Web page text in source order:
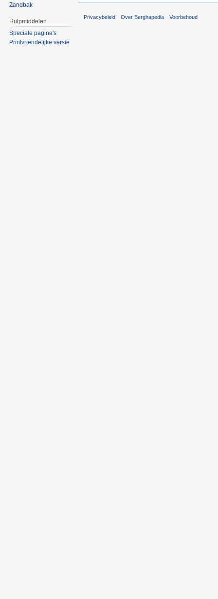
Zandbak
Hulpmiddelen
Speciale pagina's
Printvriendelijke versie
Privacybeleid Over Berghapedia Voorbehoud